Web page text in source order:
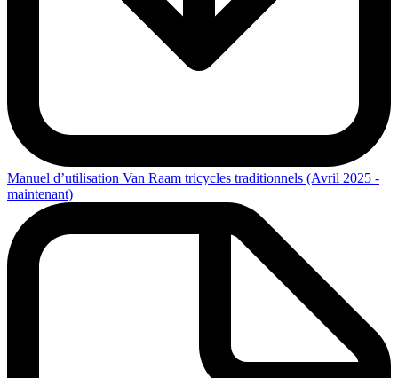
Manuel d’utilisation Van Raam tricycles traditionnels (Avril 2025 -
maintenant)